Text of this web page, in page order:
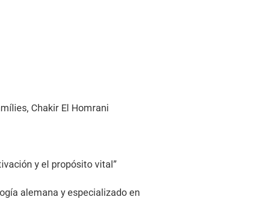
Chakir El Homrani
y el propósito vital”
alemana y especializado en